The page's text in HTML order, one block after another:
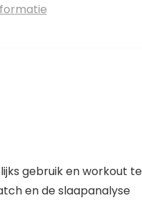
gebruik en workout
en de slaapanalyse